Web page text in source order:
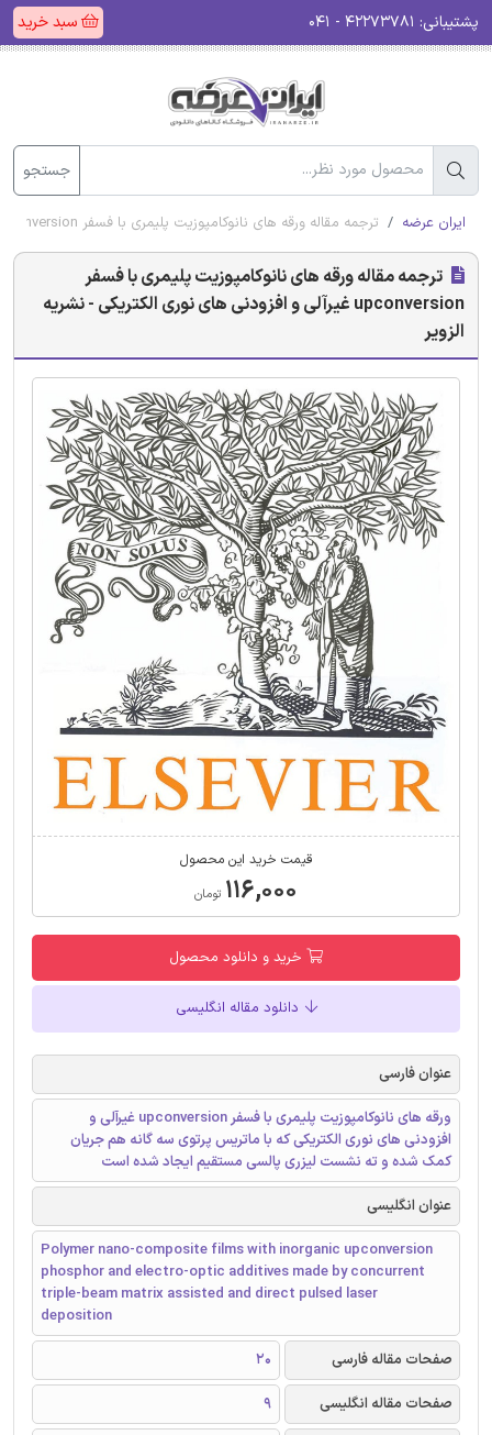
پشتیبانی: سبد خرید
جستجو
ایران عرضه ترجمه مقاله ورقه های نانوکامپوزیت پلیمری با فسفر upconversion غیرآلی و افزودنی های نوری الکتریکی - نشریه الزویر
ترجمه مقاله ورقه های نانوکامپوزیت پلیمری با فسفر
upconversion غیرآلی و افزودنی های نوری الکتریکی - نشریه
الزویر
قیمت خرید این محصول
۱۱۶,۰۰۰ تومان
خرید و دانلود محصول
دانلود مقاله انگلیسی
عنوان فارسی
ورقه های نانوکامپوزیت پلیمری با فسفر upconversion غیرآلی و
افزودنی های نوری الکتریکی که با ماتریس پرتوی سه گانه هم جریان
کمک شده و ته نشست لیزری پالسی مستقیم ایجاد شده است
عنوان انگلیسی
Polymer nano-composite films with inorganic upconversion
phosphor and electro-optic additives made by concurrent
triple-beam matrix assisted and direct pulsed laser
deposition
صفحات مقاله فارسی
20
صفحات مقاله انگلیسی
9